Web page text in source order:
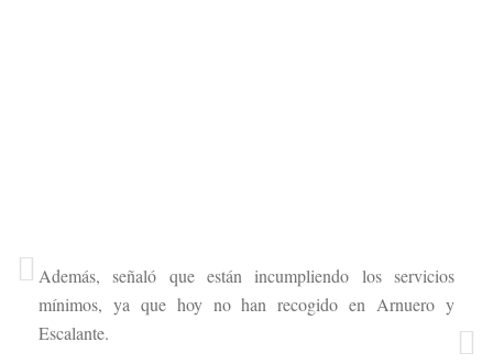
Además, señaló que están incumpliendo los servicios
mínimos, ya que hoy no han recogido en Arnuero y
Escalante.